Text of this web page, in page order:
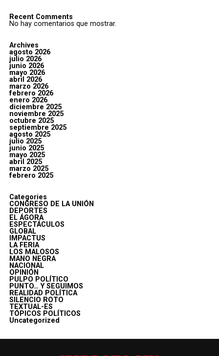
Recent Comments
No hay comentarios que mostrar.
Archives
agosto 2026
julio 2026
junio 2026
mayo 2026
abril 2026
marzo 2026
febrero 2026
enero 2026
diciembre 2025
noviembre 2025
octubre 2025
septiembre 2025
agosto 2025
julio 2025
junio 2025
mayo 2025
abril 2025
marzo 2025
febrero 2025
Categories
CONGRESO DE LA UNIÓN
DEPORTES
EL ÁGORA
ESPECTÁCULOS
GLOBAL
IMPACTUS
LA FERIA
LOS MALOSOS
MANO NEGRA
NACIONAL
OPINIÓN
PULPO POLÍTICO
PUNTO… Y SEGUIMOS
REALIDAD POLÍTICA
SILENCIO ROTO
TEXTUAL-ES
TÓPICOS POLÍTICOS
Uncategorized